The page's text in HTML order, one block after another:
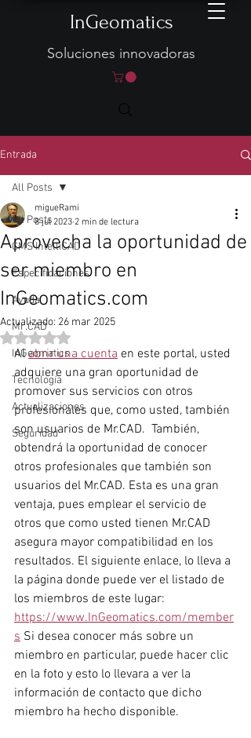
InGeomatics
Soluciones innovadoras
Entrada
All Posts
CMS IntelliCAD
Especificaciones
Ayuda
Mr.CAD
InGeomatics
Tecnología
Actualizaciones
Seguridad
All Posts
Aprovecha la oportunidad de
ser miembro en
InGeomatics.com
migueRami
8 jul 2023 2 min de lectura
Actualizado: 26 mar 2025
Obtuvo NaN de 5 estrellas.
Al abrir una cuenta en este portal, usted
adquiere una gran oportunidad de
promover sus servicios con otros
profesionales que, como usted, también
son usuarios de Mr.CAD.  También,
obtendrá la oportunidad de conocer
otros profesionales que también son
usuarios del Mr.CAD. Esta es una gran
ventaja, pues emplear el servicio de
otros que como usted tienen Mr.CAD
asegura mayor compatibilidad en los
resultados. El siguiente enlace, lo lleva a
la página donde puede ver el listado de
los miembros de este lugar:
https://www.InGeomatics.com/member
s Si desea conocer más sobre un
miembro en particular, puede hacer clic
en la foto y esto lo llevara a ver la
información de contacto que dicho
miembro ha hecho disponible.